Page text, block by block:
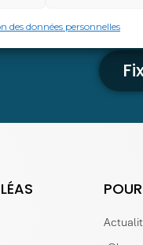
des données personnelles